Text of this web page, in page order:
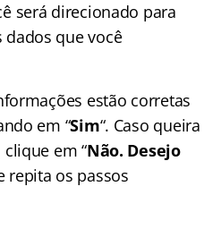
será direcionado para
que você
estão corretas
em “Sim“. Caso queira
em “Não. Desejo
repita os passos